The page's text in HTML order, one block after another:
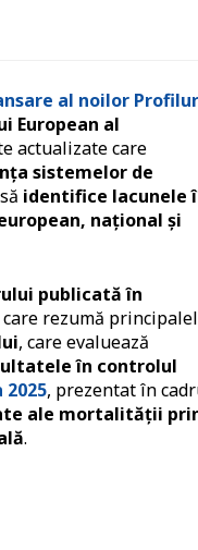
al noilor
European al
actualizate care
sistemelor de
identifice lacunele
național și
publicată în
care rezumă
, care evaluează
în controlul
, prezentat în
ale mortalității
.